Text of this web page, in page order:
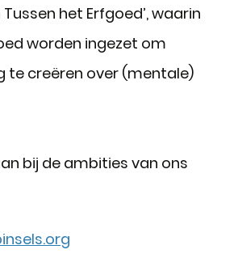
het Erfgoed’, waarin
worden ingezet om
te creëren over (mentale)
bij de ambities van ons